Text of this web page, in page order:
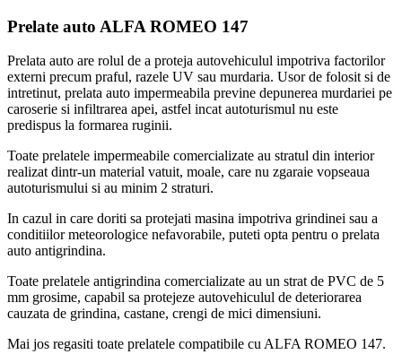
Prelate auto ALFA ROMEO 147
Prelata auto are rolul de a proteja autovehiculul impotriva factorilor
externi precum praful, razele UV sau murdaria. Usor de folosit si de
intretinut, prelata auto impermeabila previne depunerea murdariei pe
caroserie si infiltrarea apei, astfel incat autoturismul nu este
predispus la formarea ruginii.
Toate prelatele impermeabile comercializate au stratul din interior
realizat dintr-un material vatuit, moale, care nu zgaraie vopseaua
autoturismului si au minim 2 straturi.
In cazul in care doriti sa protejati masina impotriva grindinei sau a
conditiilor meteorologice nefavorabile, puteti opta pentru o prelata
auto antigrindina.
Toate prelatele antigrindina comercializate au un strat de PVC de 5
mm grosime, capabil sa protejeze autovehiculul de deteriorarea
cauzata de grindina, castane, crengi de mici dimensiuni.
Mai jos regasiti toate prelatele compatibile cu ALFA ROMEO 147.